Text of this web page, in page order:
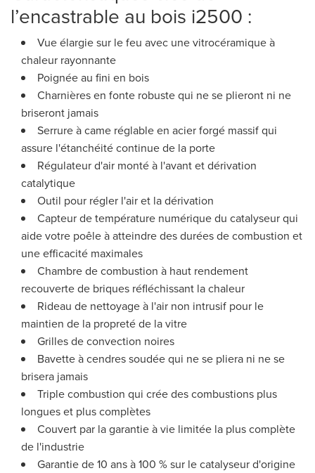
l’encastrable au bois i2500 :
Vue élargie sur le feu avec une vitrocéramique à
chaleur rayonnante
Poignée au fini en bois
Charnières en fonte robuste qui ne se plieront ni ne
briseront jamais
Serrure à came réglable en acier forgé massif qui
assure l'étanchéité continue de la porte
Régulateur d'air monté à l'avant et dérivation
catalytique
Outil pour régler l'air et la dérivation
Capteur de température numérique du catalyseur qui
aide votre poêle à atteindre des durées de combustion et
une efficacité maximales
Chambre de combustion à haut rendement
recouverte de briques réfléchissant la chaleur
Rideau de nettoyage à l'air non intrusif pour le
maintien de la propreté de la vitre
Grilles de convection noires
Bavette à cendres soudée qui ne se pliera ni ne se
brisera jamais
Triple combustion qui crée des combustions plus
longues et plus complètes
Couvert par la garantie à vie limitée la plus complète
de l'industrie
Garantie de 10 ans à 100 % sur le catalyseur d'origine